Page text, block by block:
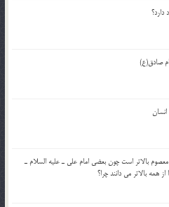
صادق(ع)
مقام و درجه كدام يك از 14 معصوم بالاتر است چون بعضي امام علي ـ عليه السلام ـ
همه بالاتر مي دانند چرا؟